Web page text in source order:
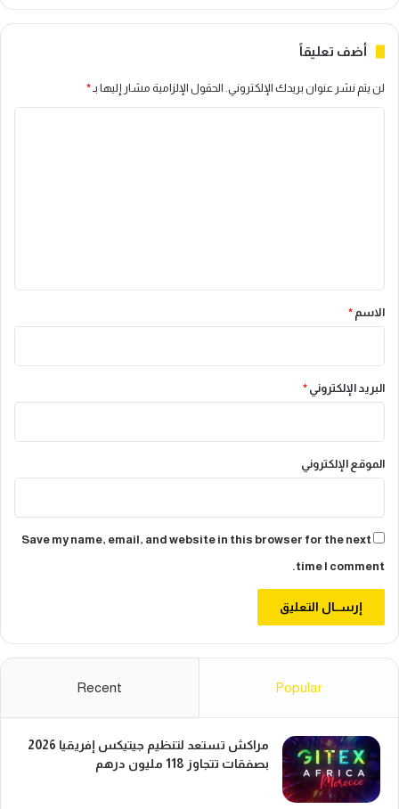
أضف تعليقاً
لن يتم نشر عنوان بريدك الإلكتروني. الحقول الإلزامية مشار إليها بـ*
*
الاسم *
البريد الإلكتروني *
الموقع الإلكتروني
Save my name, email, and website in this browser for the next
time I comment.
Popular
Recent
مراكش تستعد لتنظيم جيتيكس إفريقيا 2026
بصفقات تتجاوز 118 مليون درهم